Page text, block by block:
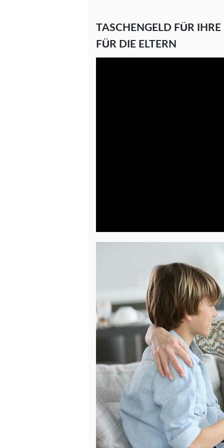
TASCHENGELD FÜR
FÜR DIE ELTERN